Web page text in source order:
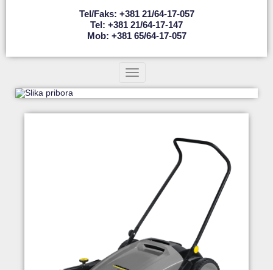
Tel/faks: +381 21/64-17-057
Tel: +381 21/64-17-147
Mob: +381 65/64-17-057
Toggle navigation